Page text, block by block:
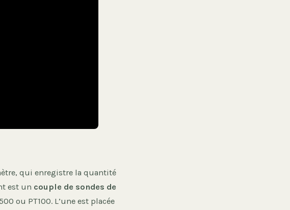
qui enregistre la quantité
est un couple de sondes de
ou PT100. L’une est placée